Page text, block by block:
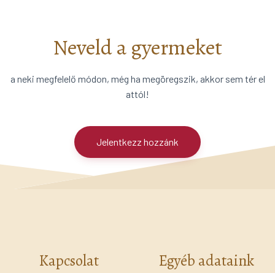
Neveld a gyermeket
a neki megfelelő módon, még ha megöregszik, akkor sem tér el
attól!
Jelentkezz hozzánk
Kapcsolat Egyéb adataink